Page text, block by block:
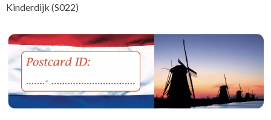
Kinderdijk (S022)